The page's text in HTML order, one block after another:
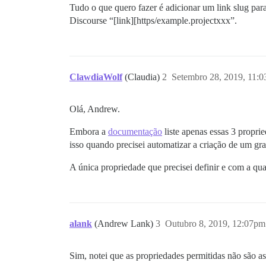
Tudo o que quero fazer é adicionar um link slug
Discourse “[link][https/example.projectxxx”.
ClawdiaWolf (Claudia) Setembro 28, 2019,
2
Olá, Andrew.
Embora a documentação liste apenas essas 3
isso quando precisei automatizar a criação de um
A única propriedade que precisei definir e com a
alank (Andrew Lank) Outubro 8, 2019, 12:07pm
3
Sim, notei que as propriedades permitidas não são